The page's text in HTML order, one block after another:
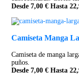
Desde 7,00 € Hasta
Camiseta Manga
Camiseta de manga
puños.
Desde 7,00 € Hasta